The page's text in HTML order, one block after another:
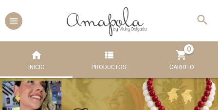
INICIO PRODUCTOS CARRITO
0